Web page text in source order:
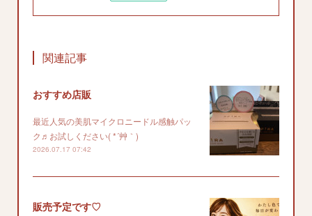
関連記事
おすすめ店販
最近人気の美肌マイクロニードル感触パッ
ク♬お試しください( *´艸｀)
2026.07.17 07:42
販売予定です♡